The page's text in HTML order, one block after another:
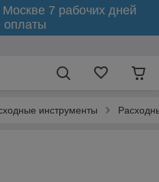
7 рабочих дней
оплаты
инструменты